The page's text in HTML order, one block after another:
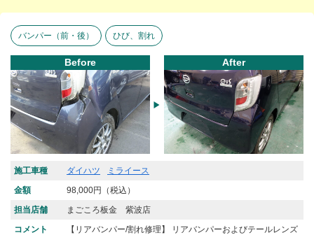
バンパー（前・後） ひび、割れ
Before After
施工車種 ダイハツ
ミライース
金額
98,000円（税込）
担当店舗
まごころ板金 紫波店
コメント
【リアバンパー/割れ修理】 リアバンパーおよびテールレンズ